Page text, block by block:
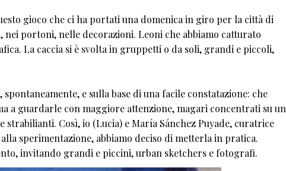
gioco che ci ha portati una domenica in giro per la città di
nei portoni, nelle decorazioni. Leoni che abbiamo catturato
La caccia si è svolta in gruppetti o da soli, grandi e piccoli,
e sulla base di una facile constatazione: che
a guardarle con maggiore attenzione, magari concentrati su un
Così, io (Lucia) e María Sánchez Puyade, curatrice
sperimentazione, abbiamo deciso di metterla in pratica.
invitando grandi e piccini, urban sketchers e fotografi.